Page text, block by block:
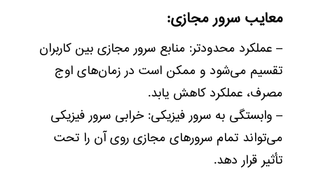
معایب سرور مجازی:
– عملکرد محدودتر: منابع سرور مجازی بین کاربران
تقسیم می‌شود و ممکن است در زمان‌های اوج
مصرف، عملکرد کاهش یابد.
– وابستگی به سرور فیزیکی: خرابی سرور فیزیکی
می‌تواند تمام سرورهای مجازی روی آن را تحت
تأثیر قرار دهد.